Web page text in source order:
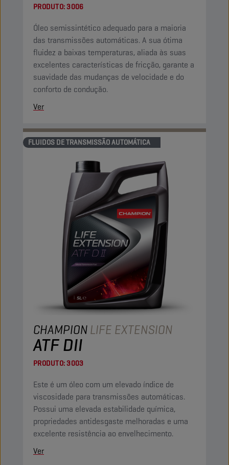
PRODUTO:3006
Óleo semissintético adequado para a maioria
das transmissões automáticas. A sua ótima
fluidez a baixas temperaturas, aliada às suas
excelentes características de fricção, garante a
suavidade das mudanças de velocidade e do
conforto de condução.
Ver
FLUIDOS DE TRANSMISSÃO AUTOMÁTICA
CHAMPIONLIFE EXTENSION
ATF DII
PRODUTO:3003
Este é um óleo com um elevado índice de
viscosidade para transmissões automáticas.
Possui uma elevada estabilidade química,
propriedades antidesgaste melhoradas e uma
excelente resistência ao envelhecimento.
Ver